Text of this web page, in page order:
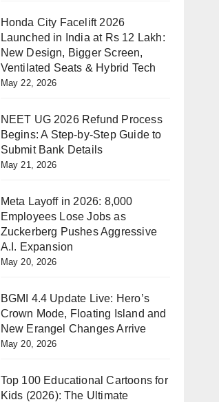
Honda City Facelift 2026
Launched in India at Rs 12 Lakh:
New Design, Bigger Screen,
Ventilated Seats & Hybrid Tech
May 22, 2026
NEET UG 2026 Refund Process
Begins: A Step-by-Step Guide to
Submit Bank Details
May 21, 2026
Meta Layoff in 2026: 8,000
Employees Lose Jobs as
Zuckerberg Pushes Aggressive
A.I. Expansion
May 20, 2026
BGMI 4.4 Update Live: Hero’s
Crown Mode, Floating Island and
New Erangel Changes Arrive
May 20, 2026
Top 100 Educational Cartoons for
Kids (2026): The Ultimate